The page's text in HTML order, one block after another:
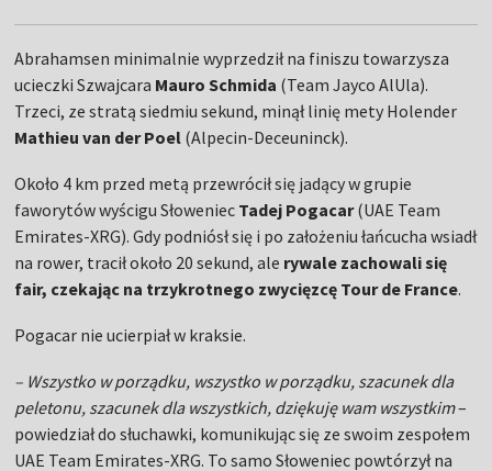
Abrahamsen minimalnie wyprzedził na finiszu towarzysza
ucieczki Szwajcara Mauro Schmida (Team Jayco AlUla).
Trzeci, ze stratą siedmiu sekund, minął linię mety Holender
Mathieu van der Poel (Alpecin-Deceuninck).
Około 4 km przed metą przewrócił się jadący w grupie
faworytów wyścigu Słoweniec Tadej Pogacar(UAE Team
Emirates-XRG). Gdy podniósł się i po założeniu łańcucha wsiadł
na rower, tracił około 20 sekund, ale rywale zachowali się
fair, czekając na trzykrotnego zwycięzcę Tour de France.
Pogacar nie ucierpiał w kraksie.
– Wszystko w porządku, wszystko w porządku, szacunek dla
peletonu, szacunek dla wszystkich, dziękuję wam wszystkim–
powiedział do słuchawki, komunikując się ze swoim zespołem
UAE Team Emirates-XRG. To samo Słoweniec powtórzył na